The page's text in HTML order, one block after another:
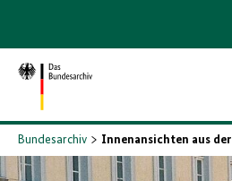
Zur
Startseite
Bundesarchiv Innenansichten aus